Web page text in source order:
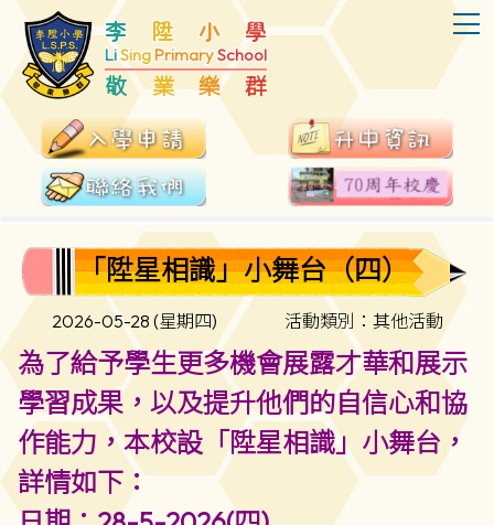
李 陞 小 學
LiSingPrimarySchool
敬 業 樂 群
「陞星相識」小舞台（四）
2026-05-28 (星期四) 活動類別：其他活動
為了給予學生更多機會展露才華和展示
學習成果，以及提升他們的自信心和協
作能力，本校設「陞星相識」小舞台，
詳情如下：